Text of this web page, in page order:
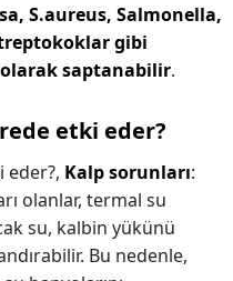
S.aureus, Salmonella,
gibi
saptanabilir.
etki eder?
eder?, Kalp sorunları:
olanlar, termal su
su, kalbin yükünü
Bu nedenle,